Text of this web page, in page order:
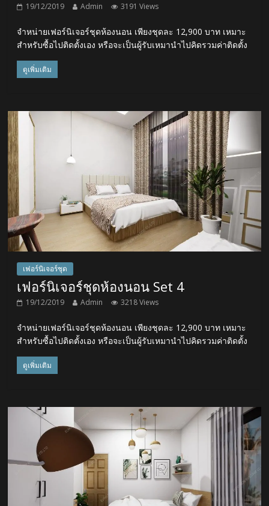
19/12/2019 Admin 3191 Views
จำหน่ายเฟอร์นิเจอร์ชุดห้องนอน เพียงชุดละ 12,900 บาท เหมาะ
สำหรับซื้อไปติดตั้งเอง หรือจะเป็นผู้รับเหมานำไปคิดรวมค่าติดตั้ง
ดูเพิ่มเติม
เฟอร์นิเจอร์ชุด
เฟอร์นิเจอร์ชุดห้องนอน Set 4
19/12/2019 Admin 3218 Views
จำหน่ายเฟอร์นิเจอร์ชุดห้องนอน เพียงชุดละ 12,900 บาท เหมาะ
สำหรับซื้อไปติดตั้งเอง หรือจะเป็นผู้รับเหมานำไปคิดรวมค่าติดตั้ง
ดูเพิ่มเติม